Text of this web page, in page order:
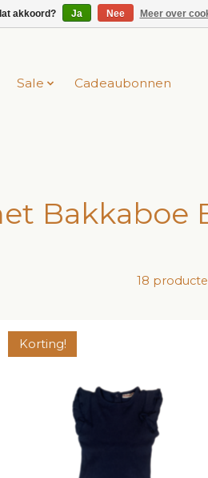
Sale Cadeaubonnen
Bakkaboe
18
Korting!
akkoord? Ja Nee Meer over